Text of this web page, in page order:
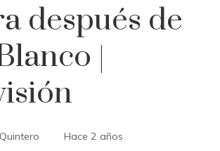
después de
|
Hace 2 años